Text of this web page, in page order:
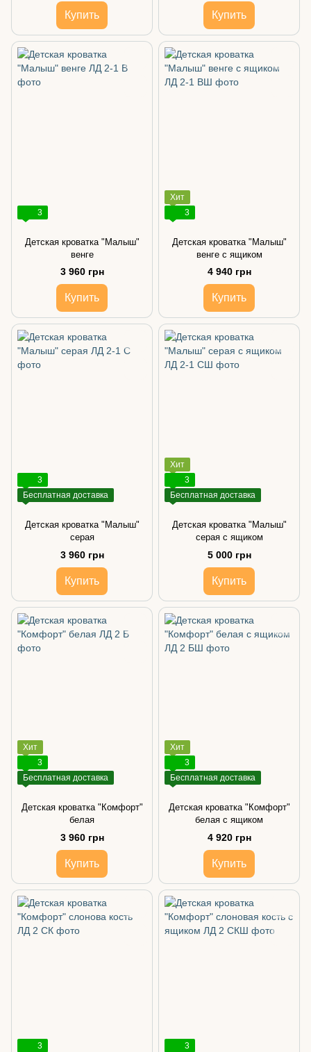
Купить Купить
3
Детская кроватка "Малыш"
венге
3 960 грн
Купить
Хит
3
Детская кроватка "Малыш"
венге с ящиком
4 940 грн
Купить
3
Бесплатная доставка
Детская кроватка "Малыш"
серая
3 960 грн
Купить
Хит
3
Бесплатная доставка
Детская кроватка "Малыш"
серая с ящиком
5 000 грн
Купить
Хит
3
Бесплатная доставка
Детская кроватка "Комфорт"
белая
3 960 грн
Купить
Хит
3
Бесплатная доставка
Детская кроватка "Комфорт"
белая с ящиком
4 920 грн
Купить
3
3